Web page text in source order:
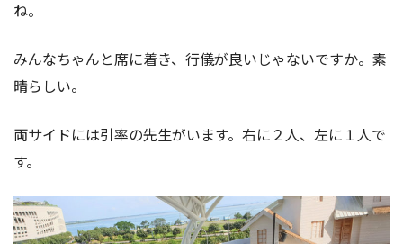
ね。
みんなちゃんと席に着き、行儀が良いじゃないですか。素
晴らしい。
両サイドには引率の先生がいます。右に２人、左に１人で
す。